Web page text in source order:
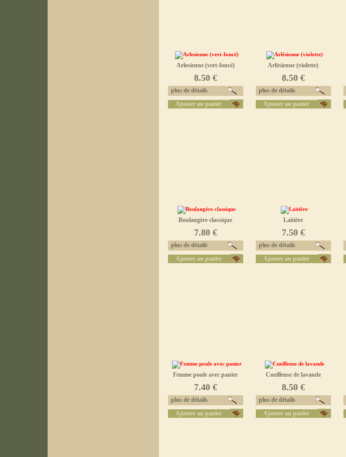
Arlesienne (vert-foncé)
8.50 €
plus de détails
Ajouter au panier
Arlésienne (violette)
8.50 €
plus de détails
Ajouter au panier
Boulangère classique
7.80 €
plus de détails
Ajouter au panier
Laitière
7.50 €
plus de détails
Ajouter au panier
Femme poule avec panier
7.40 €
plus de détails
Ajouter au panier
Cueilleuse de lavande
8.50 €
plus de détails
Ajouter au panier